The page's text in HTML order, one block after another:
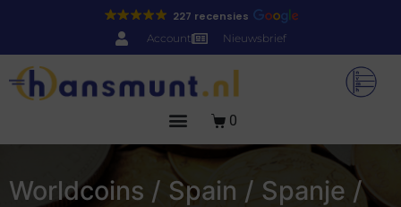
227 recensies
Account Nieuwsbrief
0
Worldcoins / Spain / Spanje /